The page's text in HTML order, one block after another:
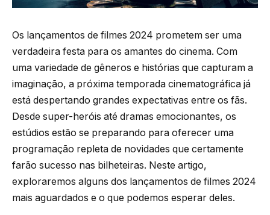
Os lançamentos de filmes 2024 prometem ser uma
verdadeira festa para os amantes do cinema. Com
uma variedade de gêneros e histórias que capturam a
imaginação, a próxima temporada cinematográfica já
está despertando grandes expectativas entre os fãs.
Desde super-heróis até dramas emocionantes, os
estúdios estão se preparando para oferecer uma
programação repleta de novidades que certamente
farão sucesso nas bilheteiras. Neste artigo,
exploraremos alguns dos lançamentos de filmes 2024
mais aguardados e o que podemos esperar deles.